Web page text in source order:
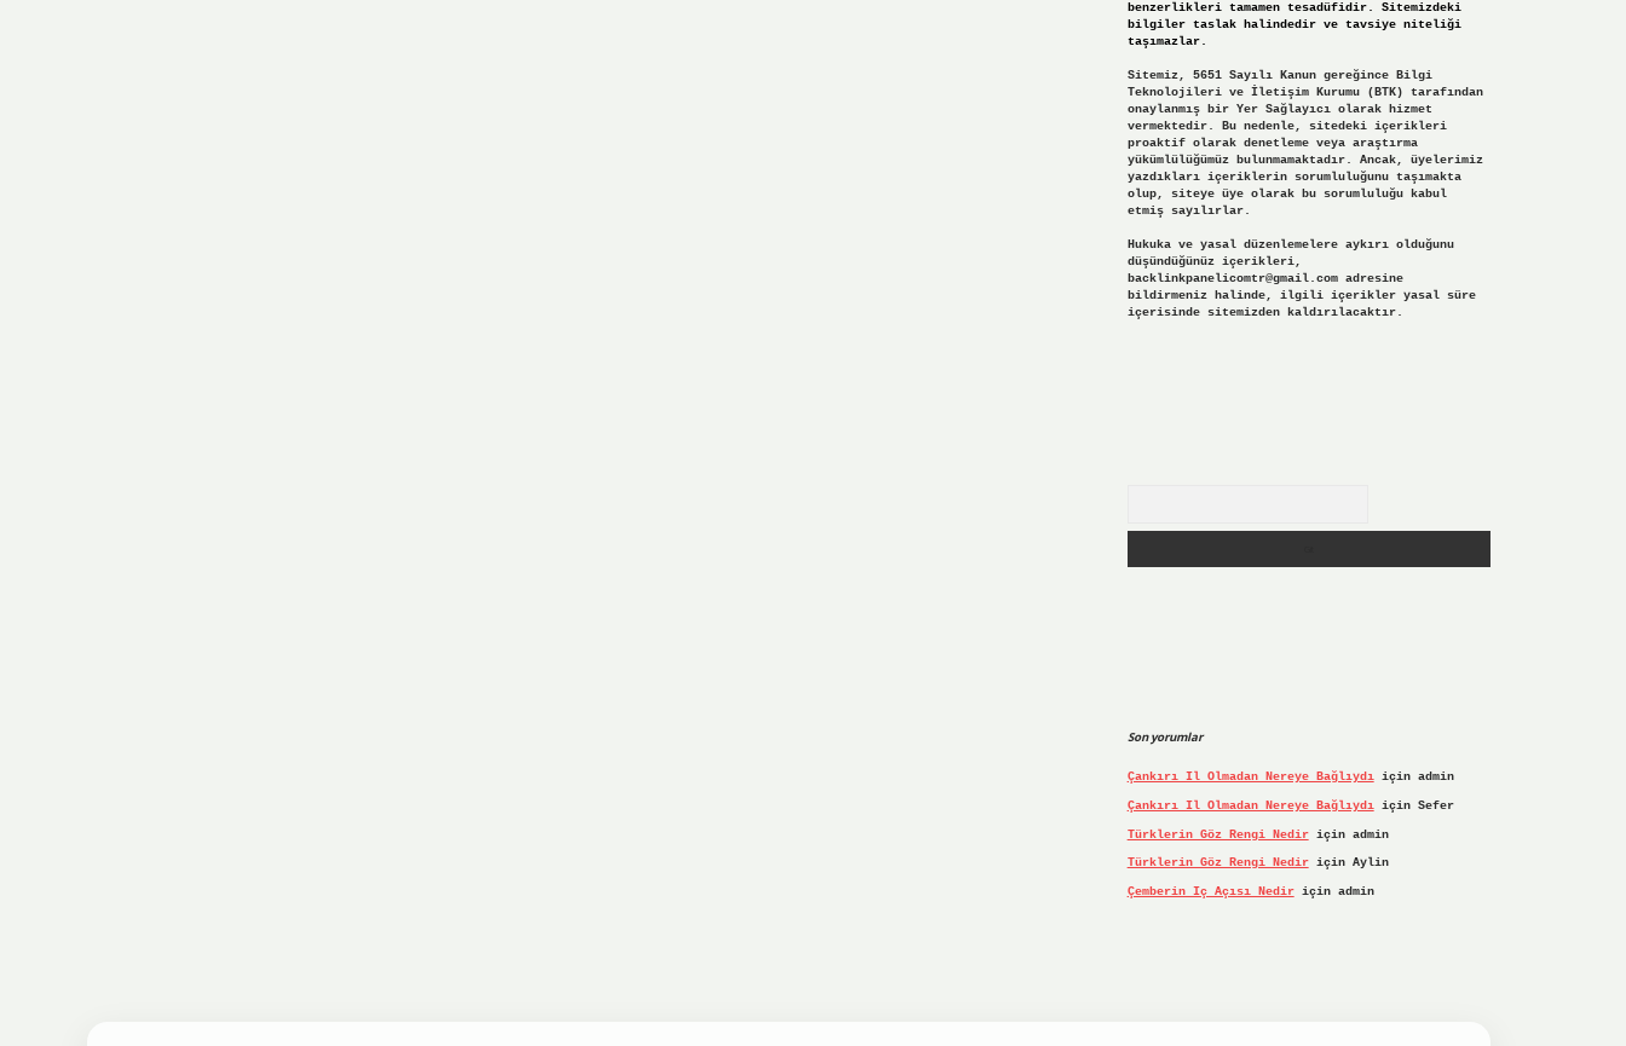
benzerlikleri tamamen tesadüfidir. Sitemizdeki
bilgiler taslak halindedir ve tavsiye niteliği
taşımazlar.
Sitemiz, 5651 Sayılı Kanun gereğince Bilgi
Teknolojileri ve İletişim Kurumu (BTK) tarafından
onaylanmış bir Yer Sağlayıcı olarak hizmet
vermektedir. Bu nedenle, sitedeki içerikleri
proaktif olarak denetleme veya araştırma
yükümlülüğümüz bulunmamaktadır. Ancak, üyelerimiz
yazdıkları içeriklerin sorumluluğunu taşımakta
olup, siteye üye olarak bu sorumluluğu kabul
etmiş sayılırlar.
Hukuka ve yasal düzenlemelere aykırı olduğunu
düşündüğünüz içerikleri,
backlinkpanelicomtr@gmail.comadresine
bildirmeniz halinde, ilgili içerikler yasal süre
içerisinde sitemizden kaldırılacaktır.
Son yorumlar
Çankırı Il Olmadan Nereye Bağlıydıiçin admin
Çankırı Il Olmadan Nereye Bağlıydıiçin Sefer
Türklerin Göz Rengi Nediriçin admin
Türklerin Göz Rengi Nediriçin Aylin
Çemberin Iç Açısı Nediriçin admin